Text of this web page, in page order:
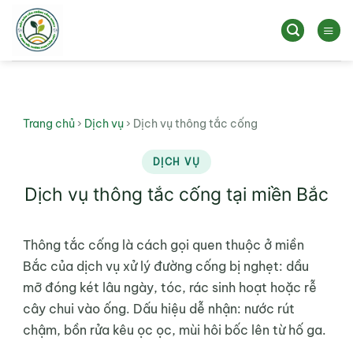
qua
dung
Trang chủ › Dịch vụ › Dịch vụ thông tắc cống
DỊCH VỤ
Dịch vụ thông tắc cống tại miền Bắc
Thông tắc cống là cách gọi quen thuộc ở miền
Bắc của dịch vụ xử lý đường cống bị nghẹt: dầu
mỡ đóng két lâu ngày, tóc, rác sinh hoạt hoặc rễ
cây chui vào ống. Dấu hiệu dễ nhận: nước rút
chậm, bồn rửa kêu ọc ọc, mùi hôi bốc lên từ hố ga.